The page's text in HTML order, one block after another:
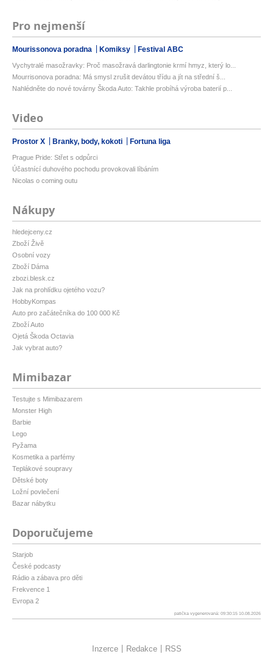
Pro nejmenší
Mourissonova poradna Komiksy Festival ABC
Vychytralé masožravky: Proč masožravá darlingtonie krmí hmyz, který lo...
Mourrisonova poradna: Má smysl zrušit devátou třídu a jít na střední š...
Nahlédněte do nové továrny Škoda Auto: Takhle probíhá výroba baterií p...
Video
Prostor X Branky, body, kokoti Fortuna liga
Prague Pride: Střet s odpůrci
Účastnící duhového pochodu provokovali líbáním
Nicolas o coming outu
Nákupy
hledejceny.cz
Zboží Živě
Osobní vozy
Zboží Dáma
zbozi.blesk.cz
Jak na prohlídku ojetého vozu?
HobbyKompas
Auto pro začátečníka do 100 000 Kč
Zboží Auto
Ojetá Škoda Octavia
Jak vybrat auto?
Mimibazar
Testujte s Mimibazarem
Monster High
Barbie
Lego
Pyžama
Kosmetika a parfémy
Teplákové soupravy
Dětské boty
Ložní povlečení
Bazar nábytku
Doporučujeme
Starjob
České podcasty
Rádio a zábava pro děti
Frekvence 1
Evropa 2
patička vygenerovaná: 09:30:15 10.08.2026
Inzerce Redakce RSS